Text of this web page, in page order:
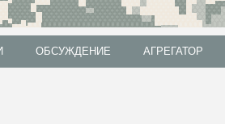
ОБСУЖДЕНИЕ АГРЕГАТОР